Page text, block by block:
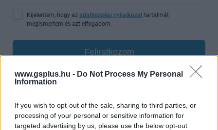
www.gsplus.hu - Do Not Process My Personal
Information
If you wish to opt-out of the sale, sharing to third parties, or
processing of your personal or sensitive information for
targeted advertising by us, please use the below opt-out
Kijelentem, hogy az adatkezelési nyilatkozat tartalmát
megismertem és azt elfogadom.
Feliratkozom
Természetesen mint azt már említettük, a játék a
mélyebb következtetéseket levonni, de a hirdetésből
kikerült infók bizakodásra adhatnak okot az EA legújabb